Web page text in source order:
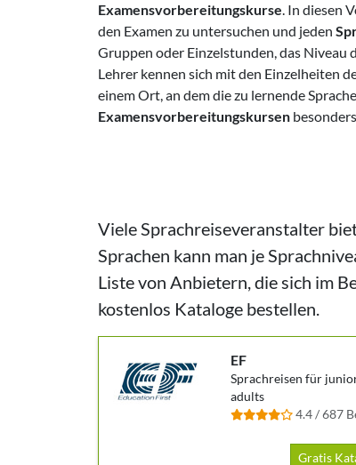
Examensvorbereitungskurse. In diesen
den Examen zu untersuchen und jeden
Gruppen oder Einzelstunden, das Niveau
Lehrer kennen sich mit den Einzelheiten
einem Ort, an dem die zu lernende
Examensvorbereitungskursen
Viele Sprachreiseveranstalter
Sprachen kann man je
Liste von Anbietern, die sich im
kostenlos Kataloge bestellen.
EF
Sprachreisen für
adults
4.4 / 687
Gratis